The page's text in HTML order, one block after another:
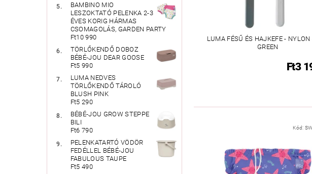
BAMBINO MIO
LESZOKTATÓ PELENKA 2-3
ÉVES KORIG HÁRMAS
CSOMAGOLÁS, GARDEN PARTY
Ft10 990
TÖRLŐKENDŐ DOBOZ
BÉBÉ-JOU DEAR GOOSE
Ft5 990
LUMA NEDVES
TÖRLŐKENDŐ TÁROLÓ
BLUSH PINK
Ft5 290
BÉBÉ-JOU GROW STEPPE
BILI
Ft6 790
PELENKATARTÓ VÖDÖR
FEDÉLLEL BÉBÉ-JOU
FABULOUS TAUPE
Ft5 490
LUMA FÉSŰ ÉS HAJKEFE - NYLON
GREEN
Ft3
Kód: